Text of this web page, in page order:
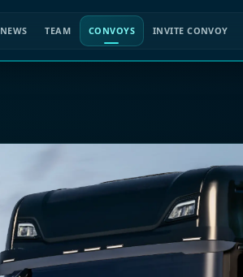
NEWS TEAM CONVOYS INVITE CONVOY